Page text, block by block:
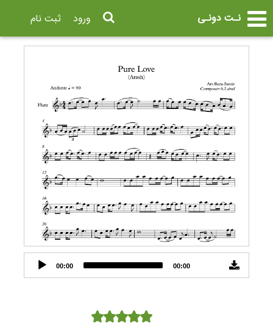
نـت دونـی ثبت نام ورود
Audio
Player
00:00 00:00